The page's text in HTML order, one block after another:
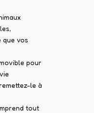
que vos
pour
le à
tout